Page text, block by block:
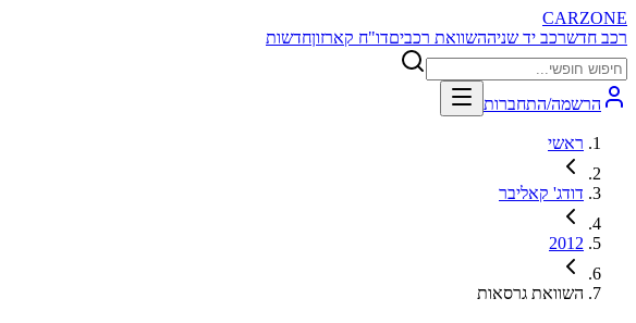
CARZONE
רכב חדשרכב יד שניההשוואת רכביםדו"ח קארזוןחדשות
הרשמה/התחברות
ראשי
דודג' קאליבר
2012
השוואת גרסאות